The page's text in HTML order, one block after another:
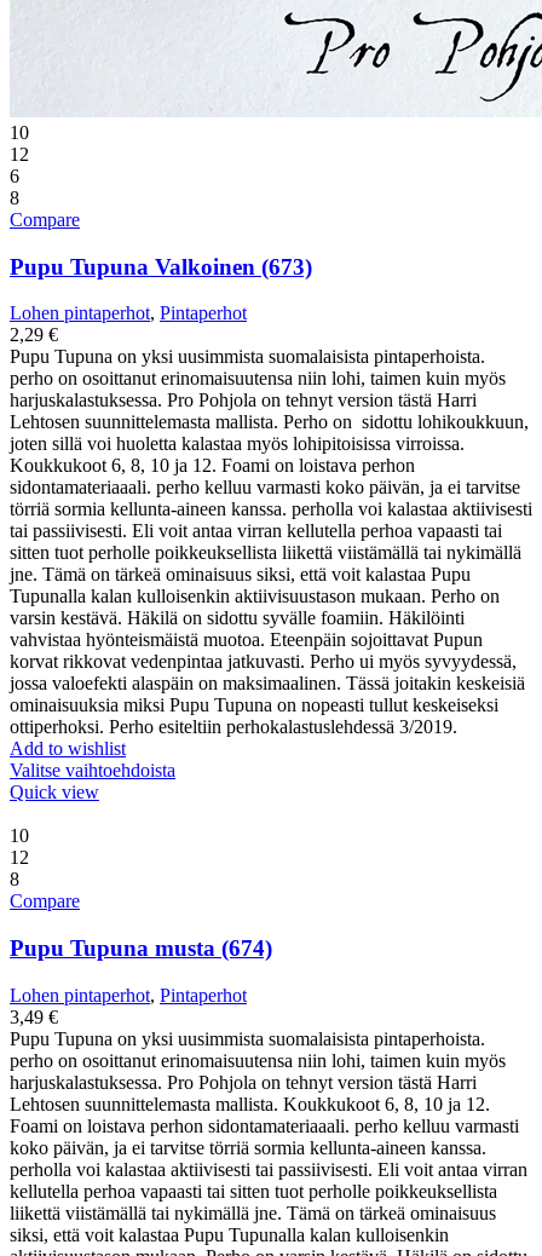
10
12
6
8
Compare
Pupu Tupuna Valkoinen (673)
Lohen pintaperhot, Pintaperhot
2,29 €
Pupu Tupuna on yksi uusimmista suomalaisista pintaperhoista.
perho on osoittanut erinomaisuutensa niin lohi, taimen kuin myös
harjuskalastuksessa. Pro Pohjola on tehnyt version tästä Harri
Lehtosen suunnittelemasta mallista. Perho on sidottu lohikoukkuun,
joten sillä voi huoletta kalastaa myös lohipitoisissa virroissa.
Koukkukoot 6, 8, 10 ja 12. Foami on loistava perhon
sidontamateriaaali. perho kelluu varmasti koko päivän, ja ei tarvitse
törriä sormia kellunta-aineen kanssa. perholla voi kalastaa aktiivisesti
tai passiivisesti. Eli voit antaa virran kellutella perhoa vapaasti tai
sitten tuot perholle poikkeuksellista liikettä viistämällä tai nykimällä
jne. Tämä on tärkeä ominaisuus siksi, että voit kalastaa Pupu
Tupunalla kalan kulloisenkin aktiivisuustason mukaan. Perho on
varsin kestävä. Häkilä on sidottu syvälle foamiin. Häkilöinti
vahvistaa hyönteismäistä muotoa. Eteenpäin sojoittavat Pupun
korvat rikkovat vedenpintaa jatkuvasti. Perho ui myös syvyydessä,
jossa valoefekti alaspäin on maksimaalinen. Tässä joitakin keskeisiä
ominaisuuksia miksi Pupu Tupuna on nopeasti tullut keskeiseksi
ottiperhoksi. Perho esiteltiin perhokalastuslehdessä 3/2019.
Add to wishlist
Valitse vaihtoehdoista
Quick view
10
12
8
Compare
Pupu Tupuna musta (674)
Lohen pintaperhot, Pintaperhot
3,49 €
Pupu Tupuna on yksi uusimmista suomalaisista pintaperhoista.
perho on osoittanut erinomaisuutensa niin lohi, taimen kuin myös
harjuskalastuksessa. Pro Pohjola on tehnyt version tästä Harri
Lehtosen suunnittelemasta mallista. Koukkukoot 6, 8, 10 ja 12.
Foami on loistava perhon sidontamateriaaali. perho kelluu varmasti
koko päivän, ja ei tarvitse törriä sormia kellunta-aineen kanssa.
perholla voi kalastaa aktiivisesti tai passiivisesti. Eli voit antaa virran
kellutella perhoa vapaasti tai sitten tuot perholle poikkeuksellista
liikettä viistämällä tai nykimällä jne. Tämä on tärkeä ominaisuus
siksi, että voit kalastaa Pupu Tupunalla kalan kulloisenkin